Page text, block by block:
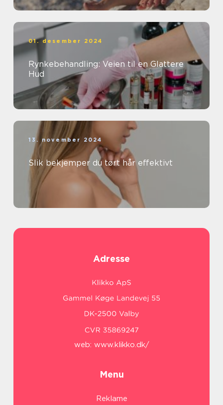
01. desember 2024
Rynkebehandling: Veien til en Glattere
Hud
13. november 2024
Slik bekjemper du tørt hår effektivt
Adresse
web: www.klikko.dk/
Menu
Reklame